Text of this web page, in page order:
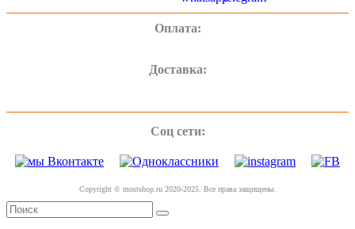
Оплата:
Доставка:
Соц сети:
Copyright © mostshop.ru 2020-2025. Все права защищены.